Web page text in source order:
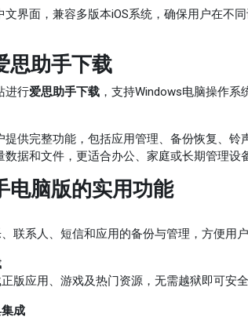
文界面，兼容多版本iOS系统，确保用户在不
思助手下载
进行爱思助手下载 ，支持Windows电脑操作
提供完整功能，包括应用管理、备份恢复、铃
据和文件，更适合办公、家庭或长期管理设
电脑版的实用功能
联系人、短信和应用的备份与管理，方便用
版应用、游戏及热门资源，无需越狱即可安全
成